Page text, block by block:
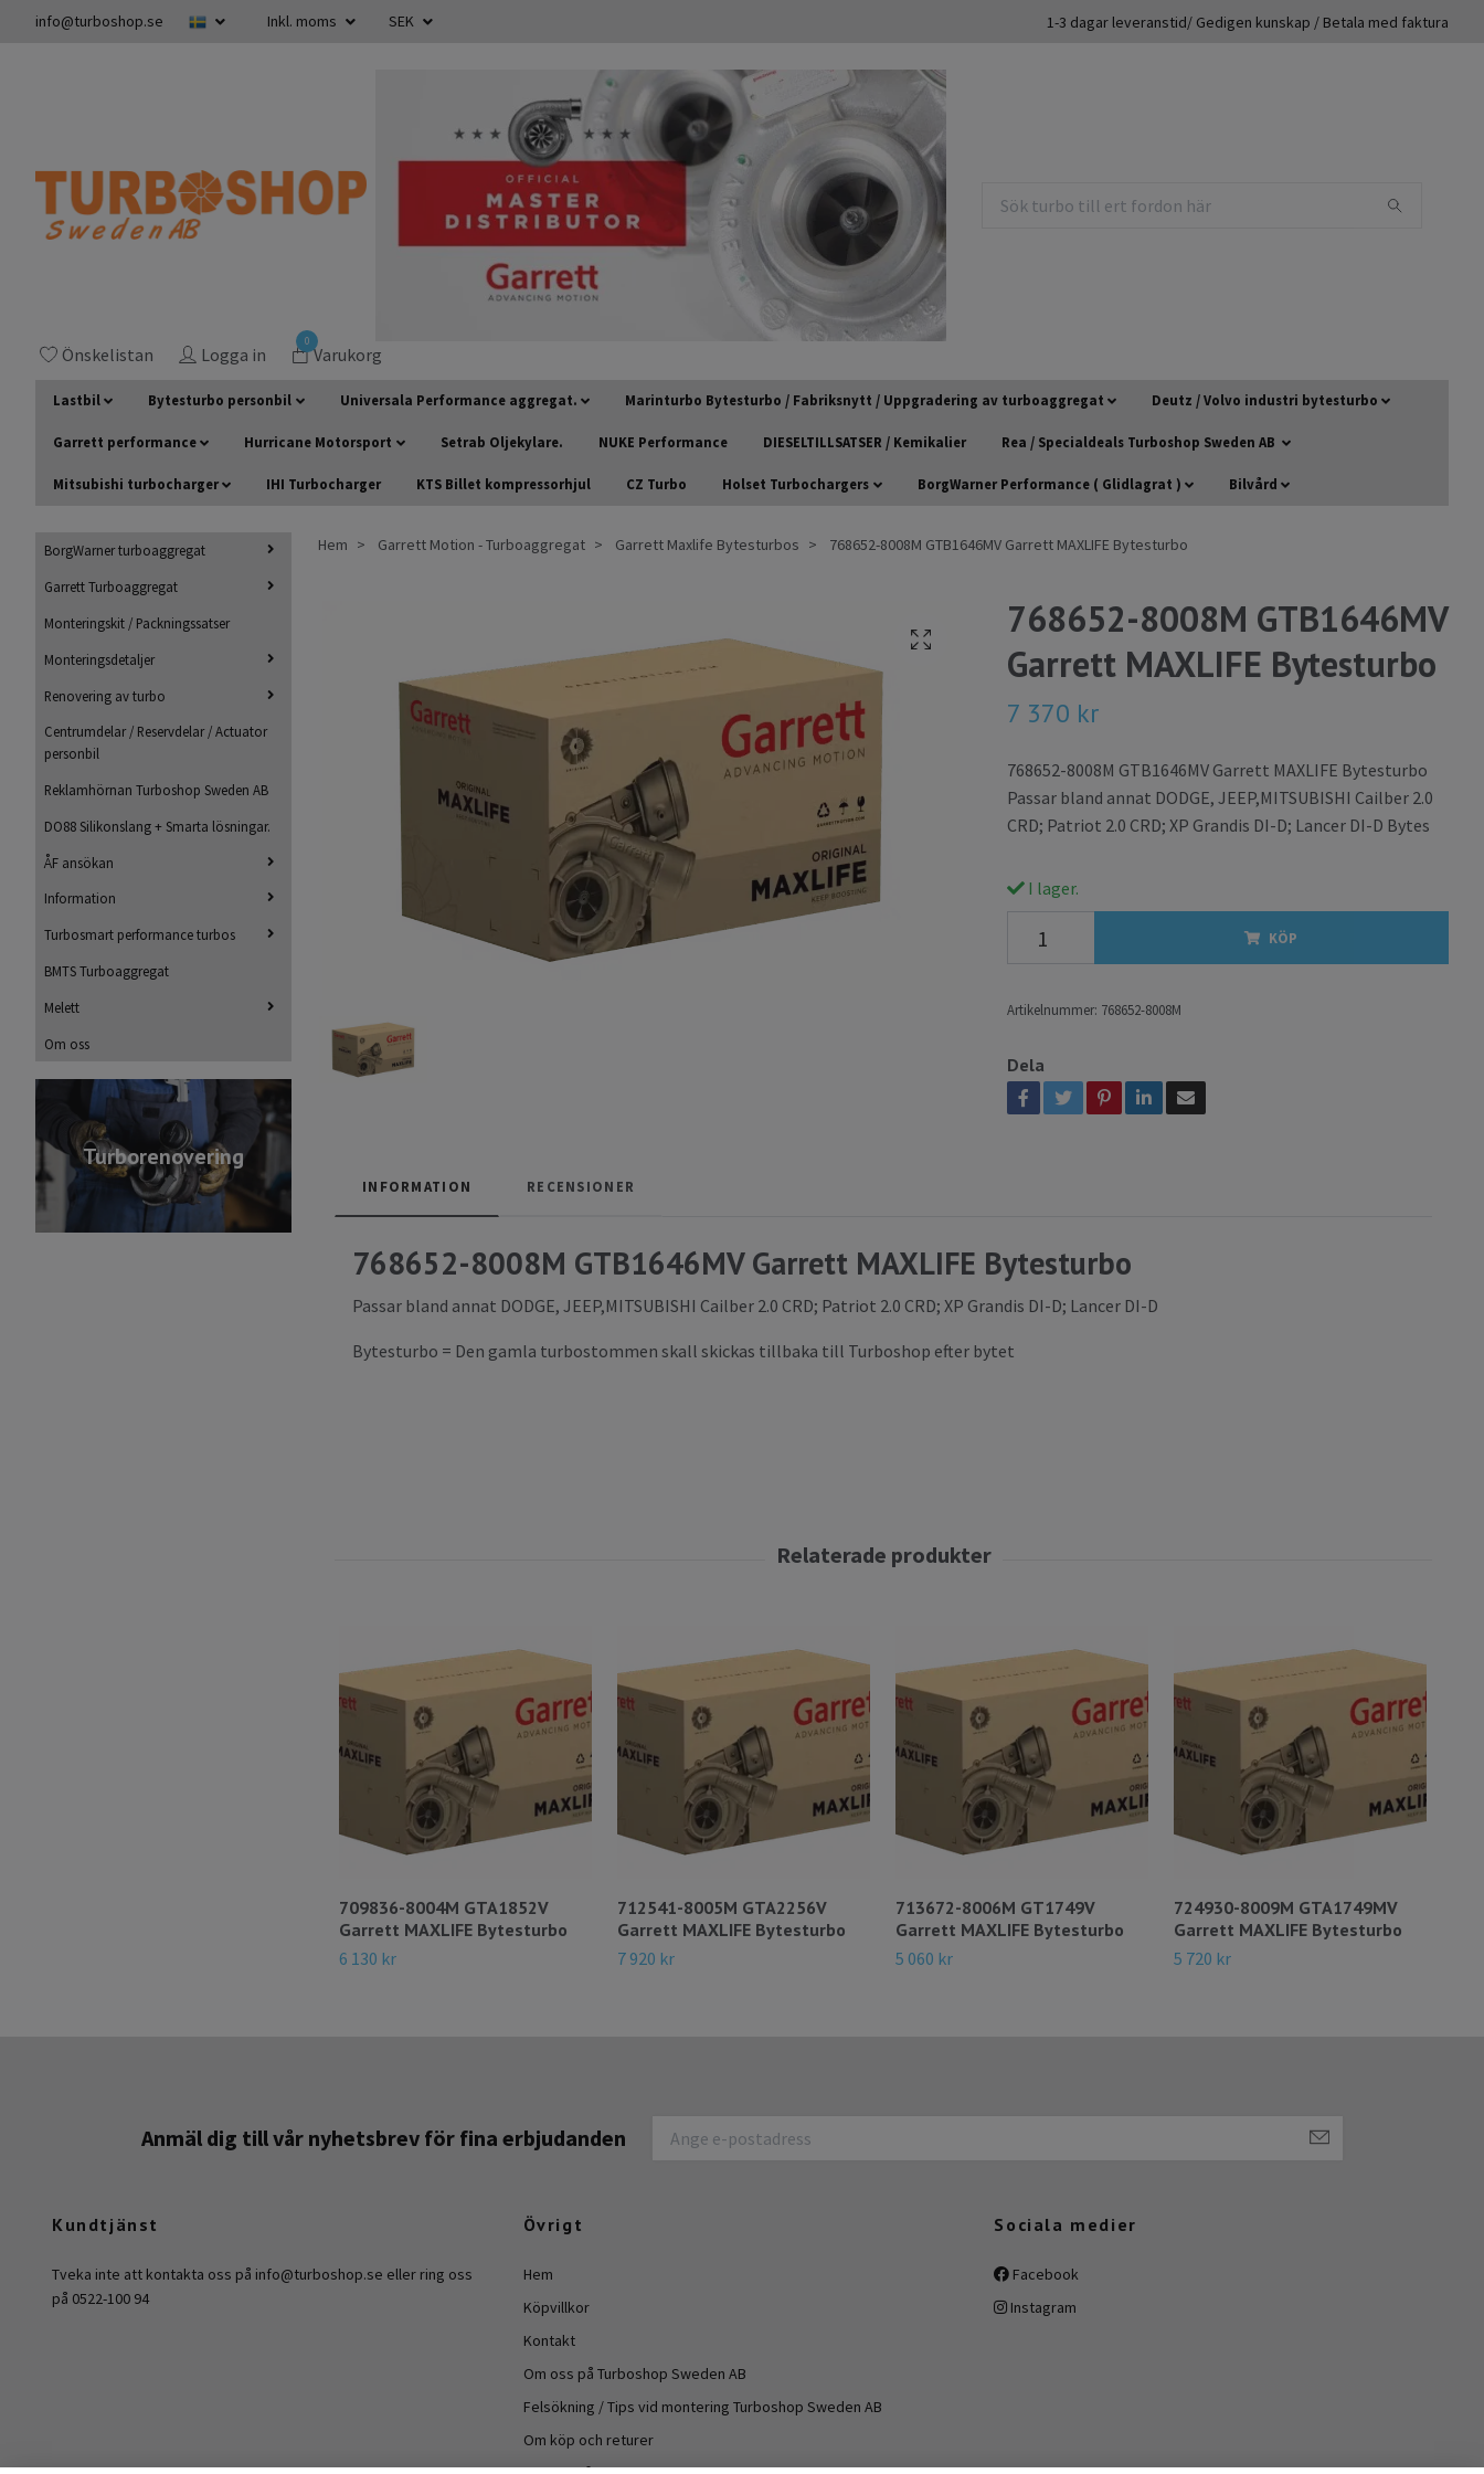
info@turboshop.se Inkl. moms SEK 1-3 dagar leveranstid/ Gedigen kunskap / Betala med faktura
Önskelistan Logga in
0
Varukorg
Lastbil Bytesturbo personbil Universala Performance aggregat. Marinturbo Bytesturbo / Fabriksnytt / Uppgradering av turboaggregat Deutz / Volvo industri bytesturbo
Garrett performance Hurricane Motorsport Setrab Oljekylare. NUKE Performance DIESELTILLSATSER / Kemikalier Rea / Specialdeals Turboshop Sweden AB
Mitsubishi turbocharger IHI Turbocharger KTS Billet kompressorhjul CZ Turbo Holset Turbochargers BorgWarner Performance ( Glidlagrat ) Bilvård
BorgWarner turboaggregat
Garrett Turboaggregat
Monteringskit / Packningssatser
Monteringsdetaljer
Renovering av turbo
Centrumdelar / Reservdelar / Actuator
personbil
Reklamhörnan Turboshop Sweden AB
DO88 Silikonslang + Smarta lösningar.
ÅF ansökan
Information
Turbosmart performance turbos
BMTS Turboaggregat
Melett
Om oss
Turborenovering
Hem Garrett Motion - Turboaggregat Garrett Maxlife Bytesturbos 768652-8008M GTB1646MV Garrett MAXLIFE Bytesturbo
768652-8008M GTB1646MV
Garrett MAXLIFE Bytesturbo
7 370 kr
768652-8008M GTB1646MV Garrett MAXLIFE Bytesturbo
Passar bland annat DODGE, JEEP,MITSUBISHI Cailber 2.0
CRD; Patriot 2.0 CRD; XP Grandis DI-D; Lancer DI-D Bytes
I lager.
KÖP
Artikelnummer: 768652-8008M
Dela
INFORMATION RECENSIONER
768652-8008M GTB1646MV Garrett MAXLIFE Bytesturbo
Passar bland annat DODGE, JEEP,MITSUBISHI Cailber 2.0 CRD; Patriot 2.0 CRD; XP Grandis DI-D; Lancer DI-D
Bytesturbo = Den gamla turbostommen skall skickas tillbaka till Turboshop efter bytet
709836-8004M GTA1852V
Garrett MAXLIFE Bytesturbo
6 130 kr
712541-8005M GTA2256V
Garrett MAXLIFE Bytesturbo
7 920 kr
713672-8006M GT1749V
Garrett MAXLIFE Bytesturbo
5 060 kr
724930-8009M GTA1749MV
Garrett MAXLIFE Bytesturbo
5 720 kr
Anmäl dig till vår nyhetsbrev för fina erbjudanden
Kundtjänst
Tveka inte att kontakta oss på info@turboshop.se eller ring oss
på 0522-100 94
Övrigt
Hem
Köpvillkor
Kontakt
Om oss på Turboshop Sweden AB
Felsökning / Tips vid montering Turboshop Sweden AB
Om köp och returer
Sociala medier
Facebook
Instagram